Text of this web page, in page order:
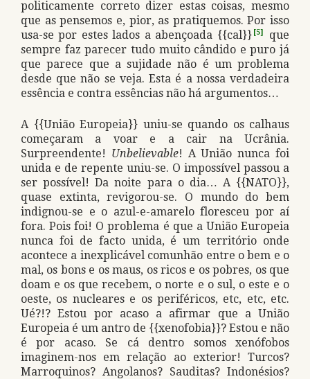
politicamente correto dizer estas coisas, mesmo
que as pensemos e, pior, as pratiquemos. Por isso
usa-se por estes lados a abençoada {{cal}} [5]
que
sempre faz parecer tudo muito cândido e puro já
que parece que a sujidade não é um problema
desde que não se veja. Esta é a nossa verdadeira
essência e contra essências não há argumentos…
A {{União Europeia}} uniu-se quando os calhaus
começaram a voar e a cair na Ucrânia.
Surpreendente! Unbelievable! A União nunca foi
unida e de repente uniu-se. O impossível passou a
ser possível! Da noite para o dia… A {{NATO}},
quase extinta, revigorou-se. O mundo do bem
indignou-se e o azul-e-amarelo floresceu por aí
fora. Pois foi! O problema é que a União Europeia
nunca foi de facto unida, é um território onde
acontece a inexplicável comunhão entre o bem e o
mal, os bons e os maus, os ricos e os pobres, os que
doam e os que recebem, o norte e o sul, o este e o
oeste, os nucleares e os periféricos, etc, etc, etc.
Ué?!? Estou por acaso a afirmar que a União
Europeia é um antro de {{xenofobia}}? Estou e não
é por acaso. Se cá dentro somos xenófobos
imaginem-nos em relação ao exterior! Turcos?
Marroquinos? Angolanos? Sauditas? Indonésios?